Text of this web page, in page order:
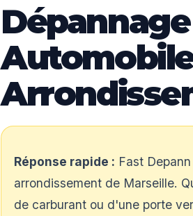
Automobile
Réponse rapide : Fast
arrondissement de Marseille.
de carburant ou d'une porte